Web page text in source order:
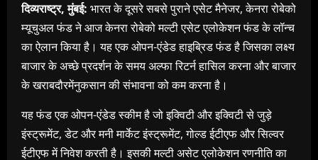
दिव्यराष्ट्र, मुंबई: भारत के दूसरे सबसे पुराने एसेट मैनेजर, केनरा रोबेको
म्यूचुअल फंड ने आज केनरा रोबेको मल्टी एसेट एलोकेशन फंड के लॉन्च
का ऐलान किया है। यह एक ओपन-एंडेड हाइब्रिड फंड है जिसका लक्ष्य
बाजार के अच्छे प्रदर्शन के समय अल्फा रिटर्न हासिल करना और बाजार
के खराबदौरमेंनुकसान की संभावना को कम करना है।
यह फंड एक ओपन-एंडेड स्कीम है जो इक्विटी और इक्विटी से जुड़े
इंस्ट्रूमेंट, डेट और मनी मार्केट इंस्ट्रूमेंट, गोल्ड ईटीएफ और सिल्वर
ईटीएफ में निवेश करती है। इसकी मल्टी असेट एलोकेशन रणनीति का